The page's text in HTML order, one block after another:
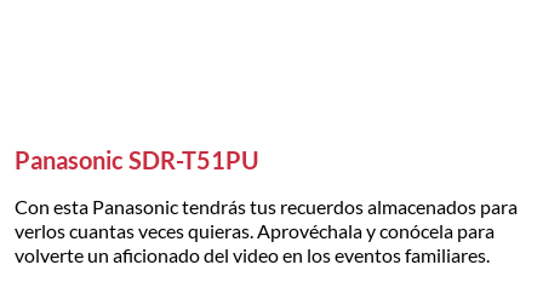
Panasonic SDR-T51PU
Con esta Panasonic tendrás tus recuerdos almacenados para
verlos cuantas veces quieras. Aprovéchala y conócela para
volverte un aficionado del video en los eventos familiares.